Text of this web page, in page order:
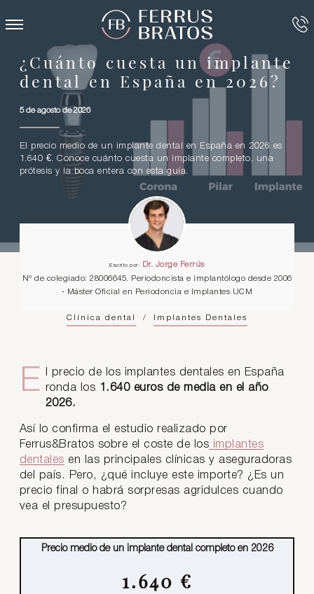
¿Cuánto cuesta un implante
dental en España en 2026?
5 de agosto de 2026
El precio medio de un implante dental en España en 2026 es
1.640 €. Conoce cuánto cuesta un implante completo, una
prótesis y la boca entera con esta guía.
Escrito por:
Dr. Jorge Ferrús
Nº de colegiado: 28006645. Periodoncista e implantólogo desde 2006
- Máster Oficial en Periodoncia e Implantes UCM
Clínica dental / Implantes Dentales
El precio de los implantes dentales en España ronda los 1.640 euros de media en el año
2026.
Así lo confirma el estudio realizado por
Ferrus&Bratos sobre el coste de los implantes
dentales en las principales clínicas y aseguradoras
del país. Pero, ¿qué incluye este importe? ¿Es un
precio final o habrá sorpresas agridulces cuando
vea el presupuesto?
Precio medio de un implante dental completo en 2026
1.640 €